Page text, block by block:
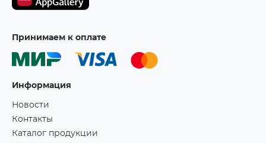
Принимаем к оплате
Информация
Новости
Контакты
Каталог продукции